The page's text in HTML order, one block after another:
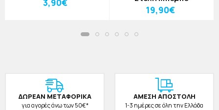
3,90€
19,90€
ΔΩΡΕAΝ ΜΕΤΑΦΟΡΙΚΑ
για αγορές άνω των 50€*
ΑΜΕΣΗ ΑΠΟΣΤΟΛΗ
1-3 ημέρες σε όλη την Ελλάδα